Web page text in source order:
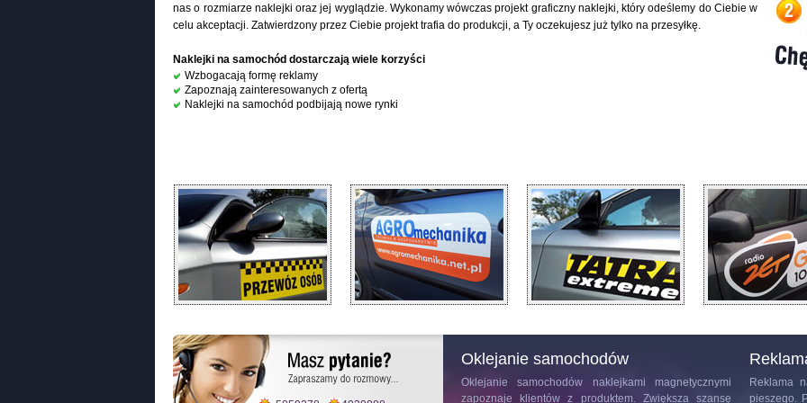
nas o rozmiarze naklejki oraz jej wyglądzie. Wykonamy wówczas projekt graficzny naklejki, który odeślemy do Ciebie w
celu akceptacji. Zatwierdzony przez Ciebie projekt trafia do produkcji, a Ty oczekujesz już tylko na przesyłkę.
Naklejki na samochód dostarczają wiele korzyści
Wzbogacają formę reklamy
Zapoznają zainteresowanych z ofertą
Naklejki na samochód podbijają nowe rynki
Oklejanie samochodów
Oklejanie samochodów naklejkami magnetycznymi
zapoznaje klientów z produktem. Zwiększa szansę
Reklama
pieszego.